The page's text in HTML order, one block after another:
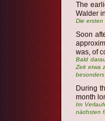
The
Walder
Die ersten
Soon
was, of
Bald
Zeit etwa
besonders
During
month
Im
nächsten